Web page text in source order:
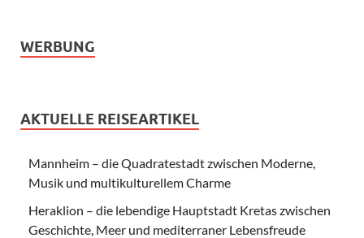
WERBUNG
AKTUELLE REISEARTIKEL
Mannheim – die Quadratestadt zwischen Moderne,
Musik und multikulturellem Charme
Heraklion – die lebendige Hauptstadt Kretas zwischen
Geschichte, Meer und mediterraner Lebensfreude